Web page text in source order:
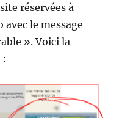
réservées à
le message
». Voici la
: